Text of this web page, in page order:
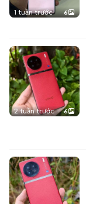
1 tuần trước 6
2 tuần trước 6